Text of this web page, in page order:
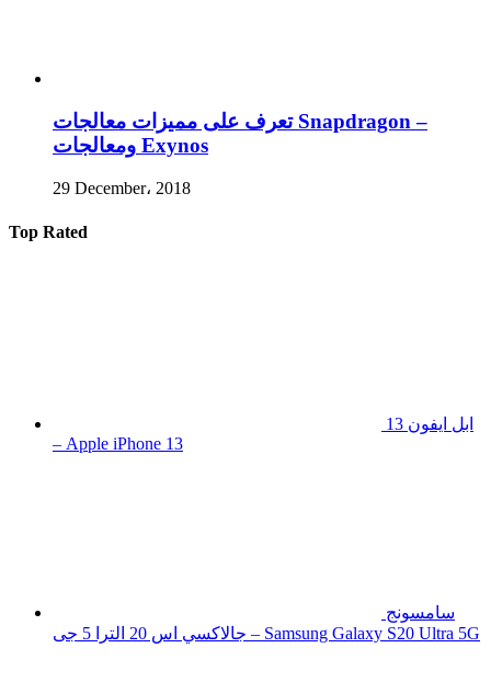
تعرف على مميزات معالجات Snapdragon –
ومعالجات Exynos
29 December، 2018
Top Rated
ابل ايفون 13
– Apple iPhone 13
سامسونج
جالاكسي اس 20 الترا 5 جى – Samsung Galaxy S20 Ultra 5G